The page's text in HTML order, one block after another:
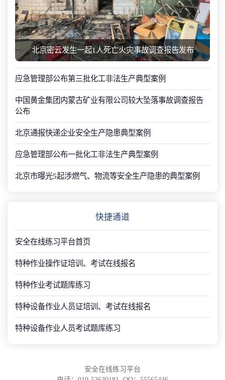
北京密云发生一起1人死亡火灾事故调查报告发布
应急管理部公布第三批化工非法生产典型案例
中国黄金集团内蒙古矿业有限公司较大坠落事故调查报告
公布
北京通报快递企业安全生产隐患典型案例
应急管理部公布一批化工非法生产典型案例
北京市曝光5起涉燃气、物流等安全生产隐患的典型案例
快捷通道
安全在线练习平台首页
特种作业操作证培训、考试在线报名
特种作业考试题库练习
特种设备作业人员证培训、考试在线报名
特种设备作业人员考试题库练习
安全在线练习平台